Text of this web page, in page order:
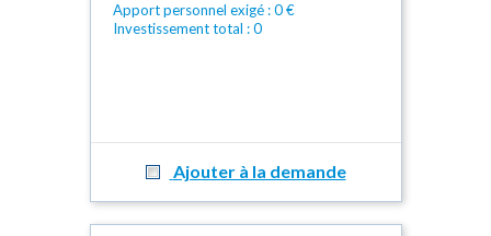
Apport personnel exigé : 0 €
Investissement total : 0
Ajouter à la demande